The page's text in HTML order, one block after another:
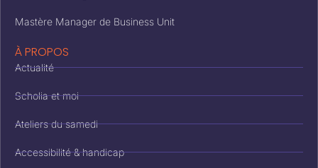
Mastère Manager de Business Unit
À PROPOS
Actualité
Scholia et moi
Ateliers du samedi
Accessibilité & handicap